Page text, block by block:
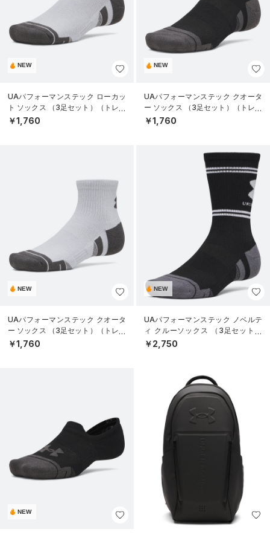
NEW
UAパフォーマンステック ローカッ
ト ソックス （3足セット）（トレー
ニング/UNISEX）
￥1,760
NEW
UAパフォーマンステック クオータ
ー ソックス （3足セット）（トレー
ニング/UNISEX）
￥1,760
NEW
UAパフォーマンステック クオータ
ー ソックス （3足セット）（トレー
ニング/UNISEX）
￥1,760
NEW
UAパフォーマンステック ノベルテ
ィ クルーソックス （3足セット）
（トレーニング/UNISEX）
￥2,750
NEW